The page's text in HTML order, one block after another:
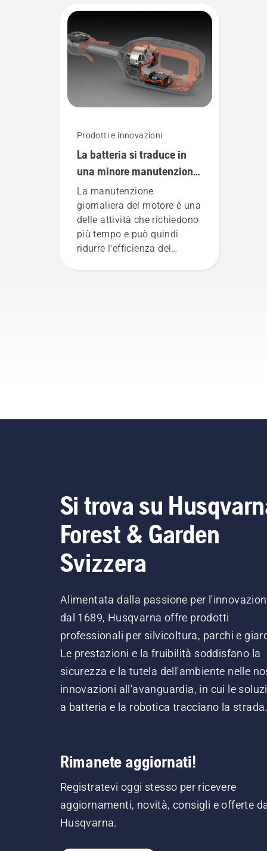
Prodotti e innovazioni
La batteria si traduce in
una minore manutenzione
e in una giornata di lavoro
più fluida
La manutenzione
giornaliera del motore è una
delle attività che richiedono
più tempo e può quindi
ridurre l'efficienza del
Si trova su
Forest & Garden
Svizzera
Alimentata dalla passione per
dal 1689, Husqvarna offre prodotti
professionali per silvicoltura, parchi e
Le prestazioni e la fruibilità soddisfano la
sicurezza e la tutela dell'ambiente nelle
innovazioni all'avanguardia, in cui le
a batteria e la robotica tracciano la strada.
Rimanete aggiornati!
Registratevi oggi stesso per ricevere
aggiornamenti, novità, consigli e offerte
Husqvarna.